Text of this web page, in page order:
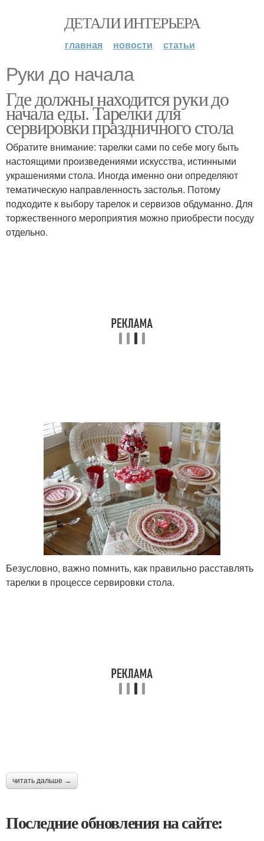
ДЕТАЛИ ИНТЕРЬЕРА
главная новости статьи
Руки до начала
Где должны находится руки до
начала еды. Тарелки для
сервировки праздничного стола
Обратите внимание: тарелки сами по себе могу быть
настоящими произведениями искусства, истинными
украшениями стола. Иногда именно они определяют
тематическую направленность застолья. Потому
подходите к выбору тарелок и сервизов обдуманно. Для
торжественного мероприятия можно приобрести посуду
отдельно.
Безусловно, важно помнить, как правильно расставлять
тарелки в процессе сервировки стола.
читать дальше →
Последние обновления на сайте: